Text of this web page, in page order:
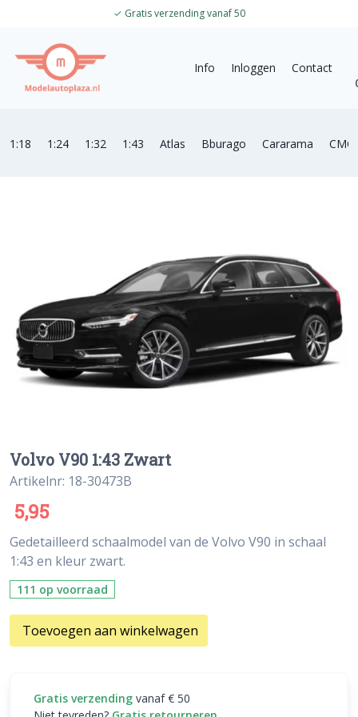
✓ Gratis verzending vanaf 50
Info Inloggen
Contact
1:18 1:24 1:32 1:43 Atlas Bburago Cararama CMC
Volvo V90 1:43 Zwart
Artikelnr: 18-30473B
5,95
Gedetailleerd schaalmodel van de Volvo V90 in schaal
1:43 en kleur zwart.
111 op voorraad
Toevoegen aan winkelwagen
Gratis verzending vanaf € 50